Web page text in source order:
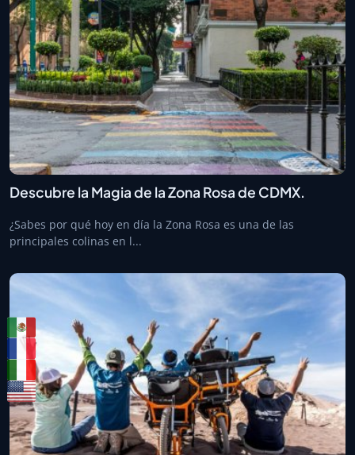
Descubre la Magia de la Zona Rosa de CDMX.
¿Sabes por qué hoy en día la Zona Rosa es una de las
principales colinas en l...